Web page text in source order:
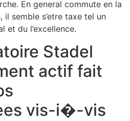
En general commute en la
il semble s’etre taxe tel un
et du l’excellence.
Stadel
actif fait
vis-i�-vis